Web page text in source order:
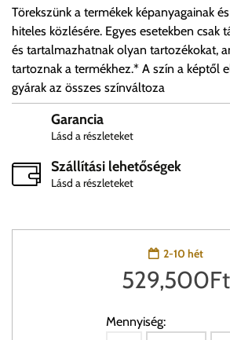
Törekszünk a termékek képanyagainak
hiteles közlésére. Egyes esetekben csak
és tartalmazhatnak olyan tartozékokat,
tartoznak a termékhez.* A szín a képtől
gyárak az összes színváltoza
Garancia
Lásd a részleteket
Szállítási lehetőségek
Lásd a részleteket
2-10 hét
529,500Ft
Mennyiség: